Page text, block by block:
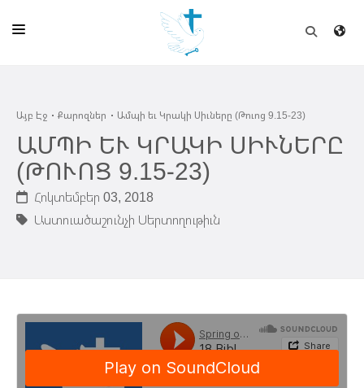
ԵԿԵՂԵՑԻ
ՈՒՂԻՂ
ԴՊՐՈՑ
ՀՐԱՊԱՐԱԿՈՒՄՆԵՐ
ՇԻՆԱՐԱՐՈՒԹԻՒՆ
ՆԱՄԱԿԱՆԻ
Այբ Էջ Քարոզներ Ամպի եւ Կրակի Սիւները (Թուոց 9.15-23)
ԱՄՊԻ ԵՒ ԿՐԱԿԻ ՍԻՒՆԵՐԸ
(ԹՈՒՈՑ 9.15-23)
Հոկտեմբեր 03, 2018
Աստուածաշունչի Սերտողութիւն